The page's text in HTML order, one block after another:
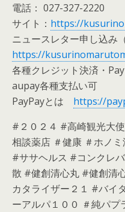
電話： 027-327-2220
サイト： https://
ニュースレター申し込み
https://
各種クレジット決済・
aupay各種支払い可
PayPayとは https://
#２０２４ #高崎観光大
相談薬店 ＃健康 ＃ホノ
#ササヘルス #コンクレ
散 #健創清心丸 #健創清
カタライザー２１ #バイ
ーアルパ１００ ＃純パプ